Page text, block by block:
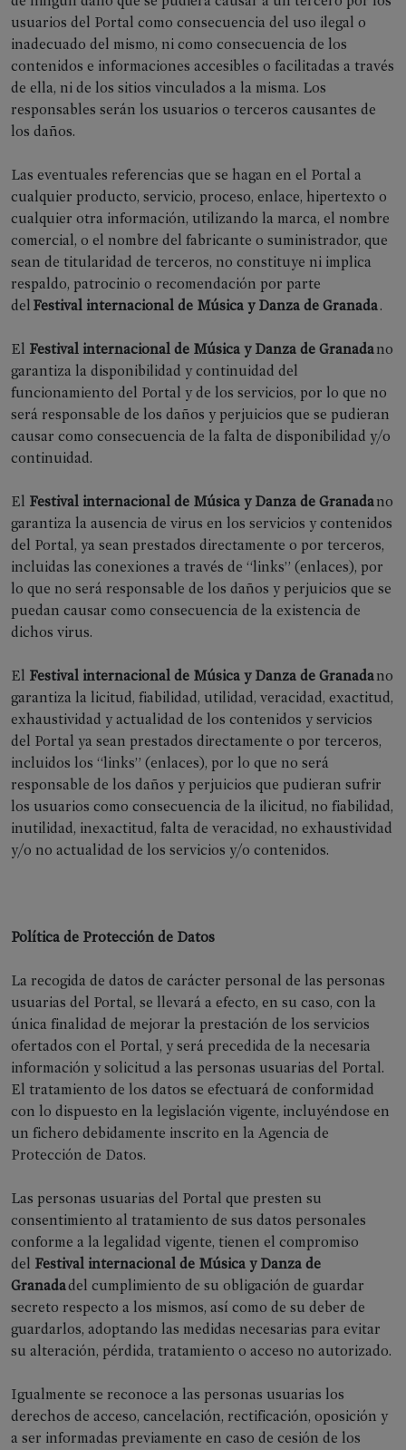
INSTITUCIONES
Instituciones
Círculo
de
Mecenazgo
Amigos
del
Festival
Follow
usuarios del Portal como consecuencia del uso ilegal o
inadecuado del mismo, ni como consecuencia de los
contenidos e informaciones accesibles o facilitadas a través
de ella, ni de los sitios vinculados a la misma. Los
responsables serán los usuarios o terceros causantes de
los daños.
Las eventuales referencias que se hagan en el Portal a
cualquier producto, servicio, proceso, enlace, hipertexto o
cualquier otra información, utilizando la marca, el nombre
comercial, o el nombre del fabricante o suministrador, que
sean de titularidad de terceros, no constituye ni implica
respaldo, patrocinio o recomendación por parte
del Festival internacional de Música y Danza de Granada.
El Festival internacional de Música y Danza de Granadano
garantiza la disponibilidad y continuidad del
funcionamiento del Portal y de los servicios, por lo que no
será responsable de los daños y perjuicios que se pudieran
causar como consecuencia de la falta de disponibilidad y/o
continuidad.
El Festival internacional de Música y Danza de Granadano
garantiza la ausencia de virus en los servicios y contenidos
del Portal, ya sean prestados directamente o por terceros,
incluidas las conexiones a través de “links” (enlaces), por
lo que no será responsable de los daños y perjuicios que se
puedan causar como consecuencia de la existencia de
dichos virus.
El Festival internacional de Música y Danza de Granadano
garantiza la licitud, fiabilidad, utilidad, veracidad, exactitud,
exhaustividad y actualidad de los contenidos y servicios
del Portal ya sean prestados directamente o por terceros,
incluidos los “links” (enlaces), por lo que no será
responsable de los daños y perjuicios que pudieran sufrir
los usuarios como consecuencia de la ilicitud, no fiabilidad,
inutilidad, inexactitud, falta de veracidad, no exhaustividad
y/o no actualidad de los servicios y/o contenidos.
Política de Protección de Datos
La recogida de datos de carácter personal de las personas
usuarias del Portal, se llevará a efecto, en su caso, con la
única finalidad de mejorar la prestación de los servicios
ofertados con el Portal, y será precedida de la necesaria
información y solicitud a las personas usuarias del Portal.
El tratamiento de los datos se efectuará de conformidad
con lo dispuesto en la legislación vigente, incluyéndose en
un fichero debidamente inscrito en la Agencia de
Protección de Datos.
Las personas usuarias del Portal que presten su
consentimiento al tratamiento de sus datos personales
conforme a la legalidad vigente, tienen el compromiso
del Festival internacional de Música y Danza de
Granadadel cumplimiento de su obligación de guardar
secreto respecto a los mismos, así como de su deber de
guardarlos, adoptando las medidas necesarias para evitar
su alteración, pérdida, tratamiento o acceso no autorizado.
Igualmente se reconoce a las personas usuarias los
derechos de acceso, cancelación, rectificación, oposición y
a ser informadas previamente en caso de cesión de los